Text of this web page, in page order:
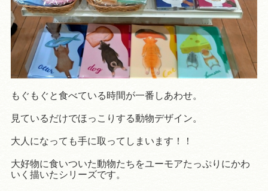
もぐもぐと食べている時間が一番しあわせ。
見ているだけでほっこりする動物デザイン。
大人になっても手に取ってしまいます！！
大好物に食いついた動物たちをユーモアたっぷりにかわ
いく描いたシリーズです。